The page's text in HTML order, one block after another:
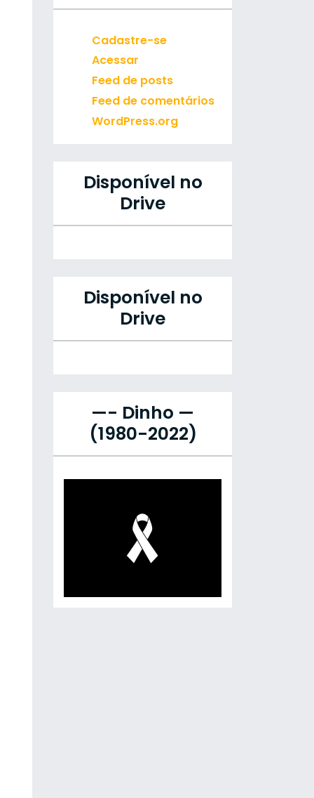
Cadastre-se
Acessar
Feed de posts
Feed de comentários
WordPress.org
Disponível no
Drive
Disponível no
Drive
—- Dinho —
(1980-2022)